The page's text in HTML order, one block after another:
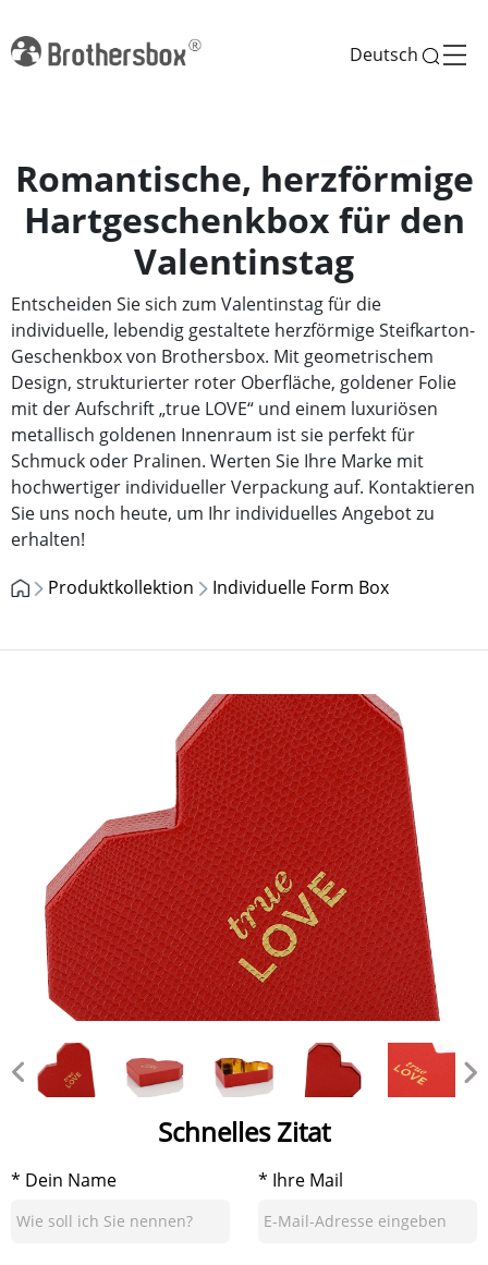
Deutsch
Romantische, herzförmige
Hartgeschenkbox für den
Valentinstag
Entscheiden Sie sich zum Valentinstag für die
individuelle, lebendig gestaltete herzförmige Steifkarton-
Geschenkbox von Brothersbox. Mit geometrischem
Design, strukturierter roter Oberfläche, goldener Folie
mit der Aufschrift „true LOVE“ und einem luxuriösen
metallisch goldenen Innenraum ist sie perfekt für
Schmuck oder Pralinen. Werten Sie Ihre Marke mit
hochwertiger individueller Verpackung auf. Kontaktieren
Sie uns noch heute, um Ihr individuelles Angebot zu
erhalten!
Produktkollektion
Individuelle Form Box
Schnelles Zitat
* Dein Name * Ihre Mail